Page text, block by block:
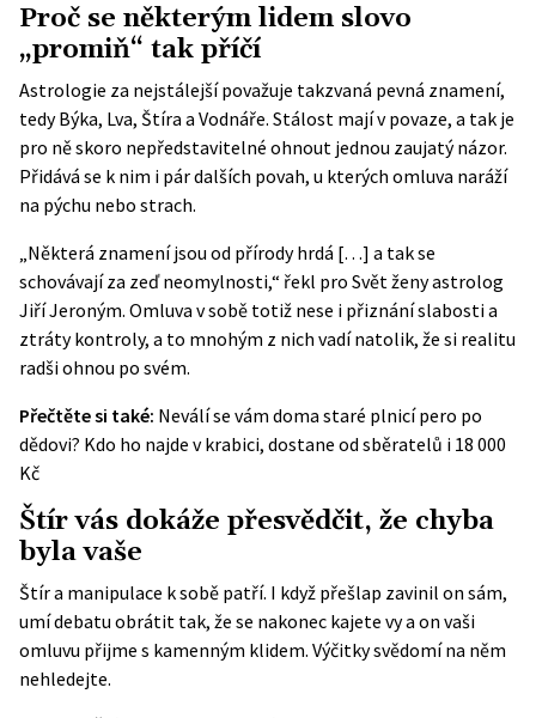
Proč se některým lidem slovo
„promiň“ tak příčí
Astrologie za nejstálejší považuje takzvaná pevná znamení,
tedy Býka, Lva, Štíra a Vodnáře. Stálost mají v povaze, a tak je
pro ně skoro nepředstavitelné ohnout jednou zaujatý názor.
Přidává se k nim i pár dalších povah, u kterých omluva naráží
na pýchu nebo strach.
„Některá znamení jsou od přírody hrdá […] a tak se
schovávají za zeď neomylnosti,“ řekl pro Svět ženy astrolog
Jiří Jeroným. Omluva v sobě totiž nese i přiznání slabosti a
ztráty kontroly, a to mnohým z nich vadí natolik, že si realitu
radši ohnou po svém.
Přečtěte si také: Neválí se vám doma staré plnicí pero po
dědovi? Kdo ho najde v krabici, dostane od sběratelů i 18 000
Kč
Štír vás dokáže přesvědčit, že chyba
byla vaše
Štír a manipulace k sobě patří. I když přešlap zavinil on sám,
umí debatu obrátit tak, že se nakonec kajete vy a on vaši
omluvu přijme s kamenným klidem. Výčitky svědomí na něm
nehledejte.